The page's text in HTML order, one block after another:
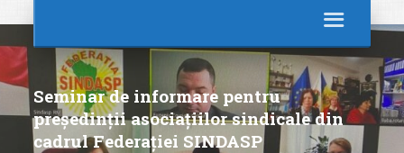
Seminar de informare pentru
președinții asociațiilor sindicale din
cadrul Federației SINDASP